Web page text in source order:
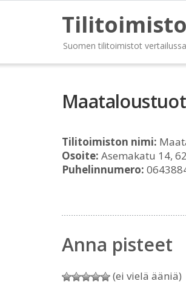
Suomen tilitoimistot vertailussa
Tilitoimiston nimi:
Osoite: Asemakatu 14,
Puhelinnumero:
Anna pisteet
(ei vielä ääniä)